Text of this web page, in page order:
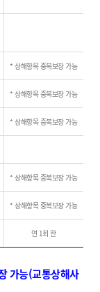
* 상해항목 중복보장 가능
* 상해항목 중복보장 가능
* 상해항목 중복보장 가능
* 상해항목 중복보장 가능
* 상해항목 중복보장 가능
연 1회 한
가능(교통상해사